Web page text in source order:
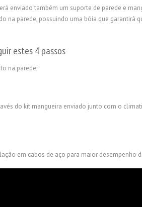
enviado também um suporte de parede e
na parede, possuindo uma bóia que garantirá
estes 4 passos
na parede;
do kit mangueira enviado junto com o
em cabos de aço para maior desempenho